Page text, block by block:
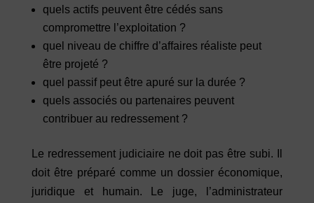
quels actifs peuvent être cédés sans
compromettre l’exploitation ?
quel niveau de chiffre d’affaires réaliste peut
être projeté ?
quel passif peut être apuré sur la durée ?
quels associés ou partenaires peuvent
contribuer au redressement ?
Le redressement judiciaire ne doit pas être subi. Il
doit être préparé comme un dossier économique,
juridique et humain. Le juge, l’administrateur